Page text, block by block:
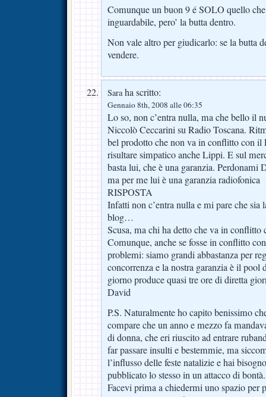
Comunque un buon 9 é SOLO quello
inguardabile, pero’ la butta dentro.
Non vale altro per giudicarlo: se la butta
vendere.
Saraha scritto:
Gennaio 8th, 2008 alle 06:35
Lo so, non c’entra nulla, ma che bello il
Niccolò Ceccarini su Radio Toscana.
bel prodotto che non va in conflitto con il
risultare simpatico anche Lippi. E sul
basta lui, che è una garanzia. Perdonami
ma per me lui è una garanzia radiofonica
RISPOSTA
Infatti non c’entra nulla e mi pare che
blog…
Scusa, ma chi ha detto che va in conflitto
Comunque, anche se fosse in conflitto
problemi: siamo grandi abbastanza per
concorrenza e la nostra garanzia è il
giorno produce quasi tre ore di diretta
David
P.S. Naturalmente ho capito benissimo
compare che un anno e mezzo fa
di donna, che eri riuscito ad entrare
far passare insulti e bestemmie, ma
l’influsso delle feste natalizie e hai
pubblicato lo stesso in un attacco di bontà.
Facevi prima a chiedermi uno spazio per